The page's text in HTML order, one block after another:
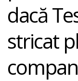
dacă
stricat